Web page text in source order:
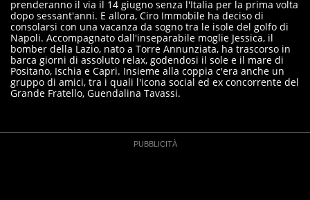
prenderanno il via il 14 giugno senza l'Italia per la prima volta
dopo sessant'anni. E allora, Ciro Immobile ha deciso di
consolarsi con una vacanza da sogno tra le isole del golfo di
Napoli. Accompagnato dall'inseparabile moglie Jessica, il
bomber della Lazio, nato a Torre Annunziata, ha trascorso in
barca giorni di assoluto relax, godendosi il sole e il mare di
Positano, Ischia e Capri. Insieme alla coppia c'era anche un
gruppo di amici, tra i quali l'icona social ed ex concorrente del
Grande Fratello, Guendalina Tavassi.